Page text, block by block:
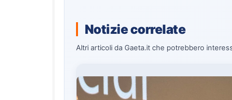
Notizie correlate
Altri articoli da Gaeta.it che potrebbero